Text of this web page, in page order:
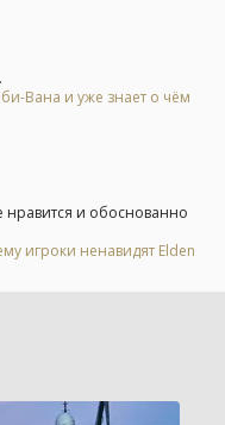
Вана и уже знает о чём
нравится и обоснованно
игроки ненавидят Elden